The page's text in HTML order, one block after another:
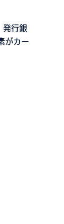
発行銀
がカー